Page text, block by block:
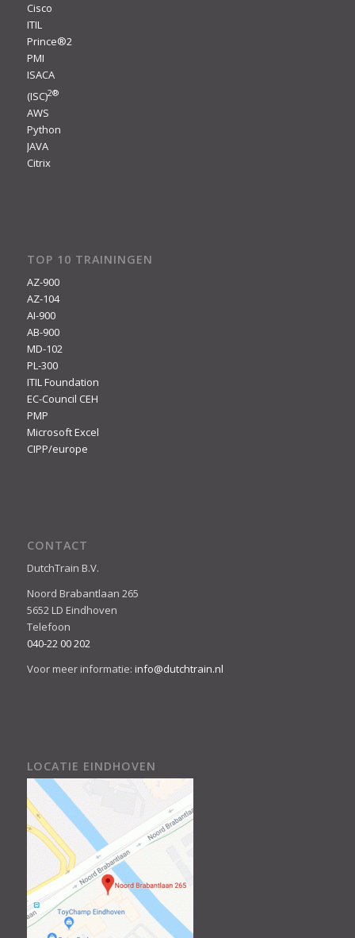
Cisco
ITIL
Prince®2
PMI
ISACA
(ISC)2®
AWS
Python
JAVA
Citrix
TOP 10 TRAININGEN
AZ-900
AZ-104
AI-900
AB-900
MD-102
PL-300
ITIL Foundation
EC-Council CEH
PMP
Microsoft Excel
CIPP/europe
CONTACT
DutchTrain B.V.
Noord Brabantlaan 265
5652 LD Eindhoven
Telefoon
040-22 00 202
Voor meer informatie: info@dutchtrain.nl
LOCATIE EINDHOVEN